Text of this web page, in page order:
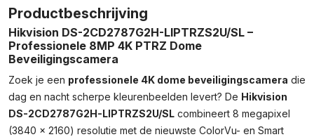
–
8MP
4K
ColorVu
PTRZ
Dome
Camera
2.8-
12mm
Productbeschrijving
Hikvision DS-2CD2787G2H-LIPTRZS2U/SL –
Professionele 8MP 4K PTRZ Dome
Beveiligingscamera
Zoek je een professionele 4K dome beveiligingscamera die
dag en nacht scherpe kleurenbeelden levert? De Hikvision
DS-2CD2787G2H-LIPTRZS2U/SL combineert 8 megapixel
(3840 × 2160) resolutie met de nieuwste ColorVu- en Smart